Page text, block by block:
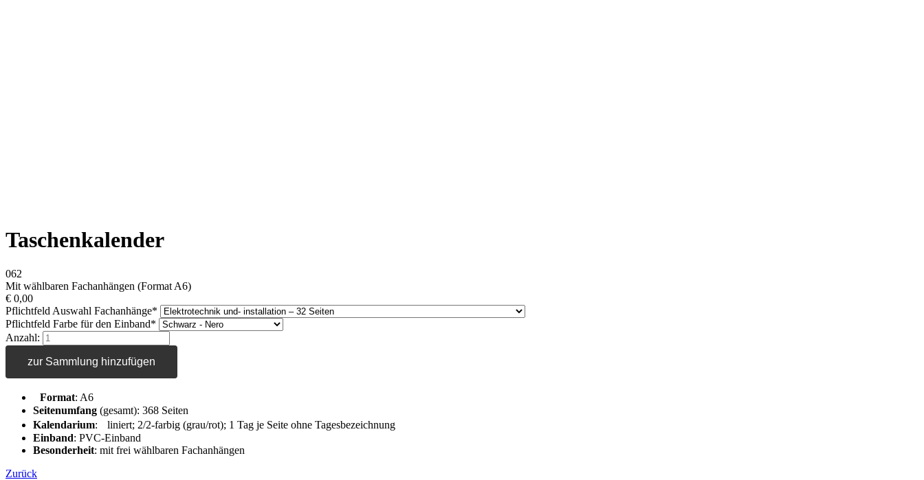
Taschenkalender
062
Mit wählbaren Fachanhängen (Format A6)
€ 0,00
Pflichtfeld Auswahl Fachanhänge*
Pflichtfeld Farbe für den Einband*
Anzahl:
zur Sammlung hinzufügen
Format: A6
Seitenumfang (gesamt): 368 Seiten
Kalendarium: liniert; 2/2-farbig (grau/rot); 1 Tag je Seite ohne Tagesbezeichnung
Einband: PVC-Einband
Besonderheit: mit frei wählbaren Fachanhängen
Zurück